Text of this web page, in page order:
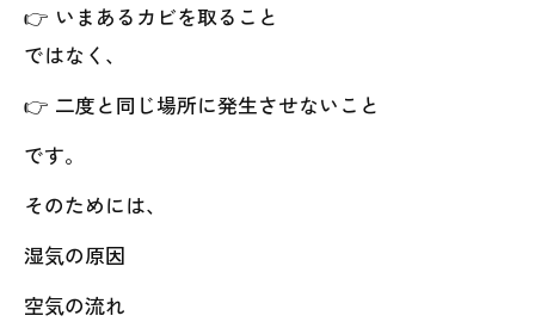
👉 いまあるカビを取ること
ではなく、
👉 二度と同じ場所に発生させないこと
です。
そのためには、
湿気の原因
空気の流れ